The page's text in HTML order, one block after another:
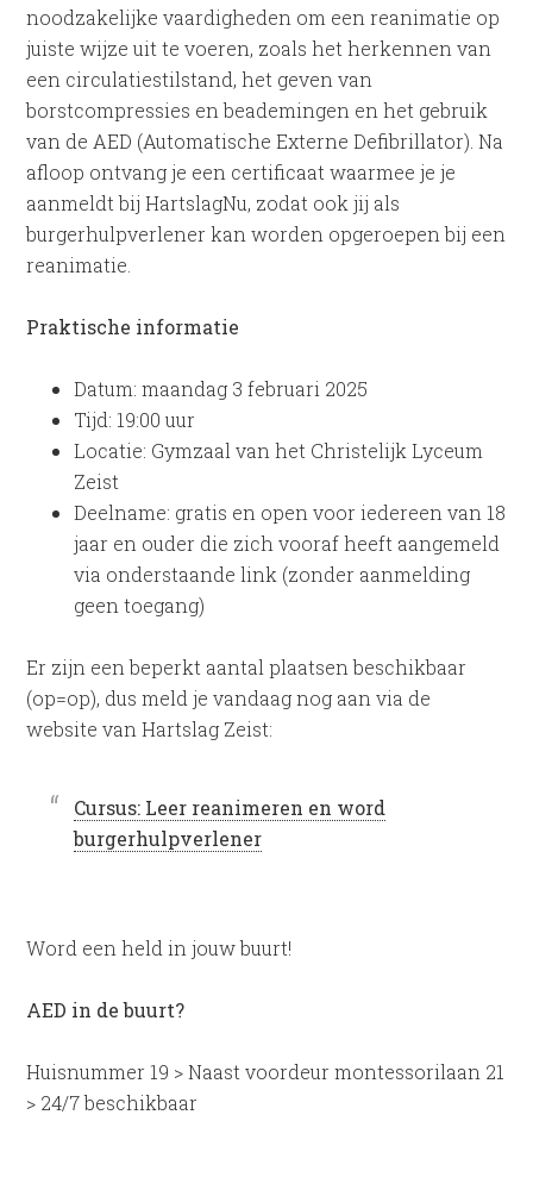
noodzakelijke vaardigheden om een reanimatie op
juiste wijze uit te voeren, zoals het herkennen van
een circulatiestilstand, het geven van
borstcompressies en beademingen en het gebruik
van de AED (Automatische Externe Defibrillator). Na
afloop ontvang je een certificaat waarmee je je
aanmeldt bij HartslagNu, zodat ook jij als
burgerhulpverlener kan worden opgeroepen bij een
reanimatie.
Praktische informatie
Datum: maandag 3 februari 2025
Tijd: 19:00 uur
Locatie: Gymzaal van het Christelijk Lyceum
Zeist
Deelname: gratis en open voor iedereen van 18
jaar en ouder die zich vooraf heeft aangemeld
via onderstaande link (zonder aanmelding
geen toegang)
Er zijn een beperkt aantal plaatsen beschikbaar
(op=op), dus meld je vandaag nog aan via de
website van Hartslag Zeist:
Cursus: Leer reanimeren en word
burgerhulpverlener
Word een held in jouw buurt!
AED in de buurt?
Huisnummer 19 > Naast voordeur montessorilaan 21
> 24/7 beschikbaar